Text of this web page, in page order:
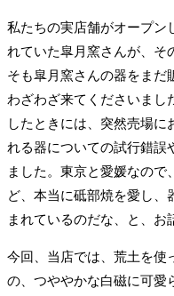
私たちの実店舗がオープン
れていた皐月窯さんが、そ
そも皐月窯さんの器をまだ
わざわざ来てくださいまし
したときには、突然売場に
れる器についての試行錯誤
ました。東京と愛媛なの
ど、本当に砥部焼を愛し、
まれているのだな、と、お
今回、当店では、荒土を使
の、つややかな白磁に可愛